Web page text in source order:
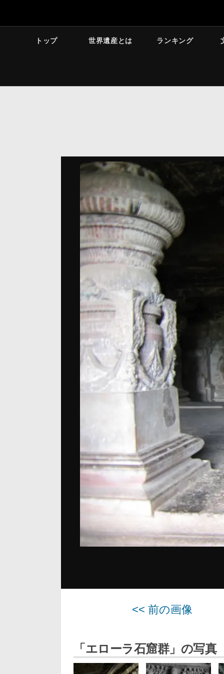
トップ 世界遺産とは ランキング
<< 前の画像
「エローラ石窟群」の写真